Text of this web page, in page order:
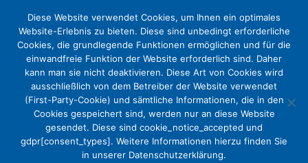
17. + 18. NOV. 2025
Mitgliederabend,
Diese Website verwendet Cookies, um Ihnen ein optimales
Website-Erlebnis zu bieten. Diese sind unbedingt erforderliche
Cookies, die grundlegende Funktionen ermöglichen und für die
einwandfreie Funktion der Website erforderlich sind. Daher
kann man sie nicht deaktivieren. Diese Art von Cookies wird
ausschließlich von dem Betreiber der Website verwendet
(First-Party-Cookie) und sämtliche Informationen, die in den
Cookies gespeichert sind, werden nur an diese Website
gesendet. Diese sind cookie_notice_accepted und
gdpr[consent_types]. Weitere Informationen hierzu finden Sie
in unserer Datenschutzerklärung.